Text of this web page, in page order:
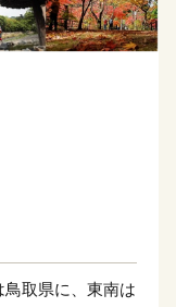
取県に、東南は